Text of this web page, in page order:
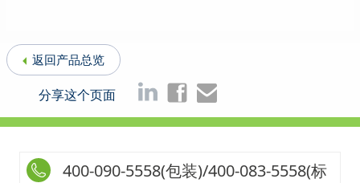
返回产品总览
分享这个页面
400-090-5558(包装)/400-083-5558(标